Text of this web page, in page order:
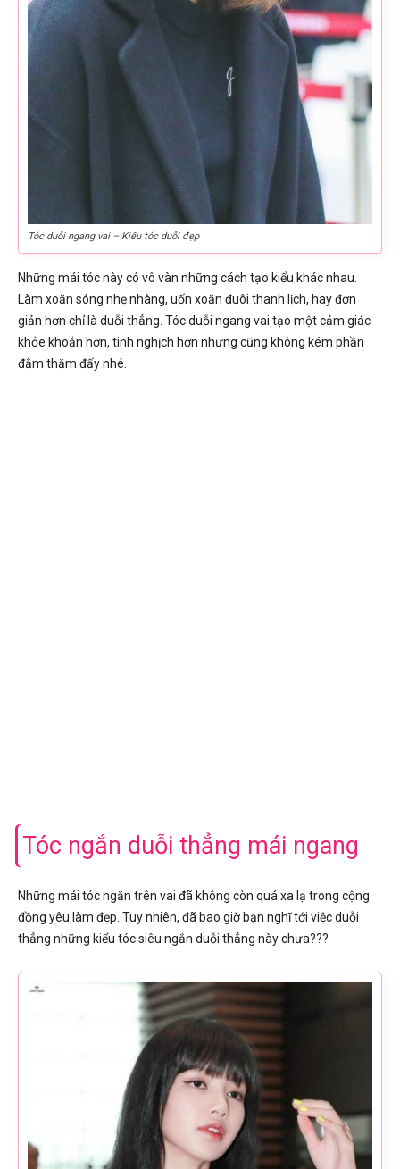
Tóc duỗi ngang vai – Kiểu tóc duỗi đẹp
Những mái tóc này có vô vàn những cách tạo kiểu khác nhau.
Làm xoăn sóng nhẹ nhàng, uốn xoăn đuôi thanh lịch, hay đơn
giản hơn chỉ là duỗi thẳng. Tóc duỗi ngang vai tạo một cảm giác
khỏe khoắn hơn, tinh nghịch hơn nhưng cũng không kém phần
đằm thắm đấy nhé.
Tóc ngắn duỗi thẳng mái ngang
Những mái tóc ngắn trên vai đã không còn quá xa lạ trong cộng
đồng yêu làm đẹp. Tuy nhiên, đã bao giờ bạn nghĩ tới việc duỗi
thẳng những kiểu tóc siêu ngắn duỗi thẳng này chưa???